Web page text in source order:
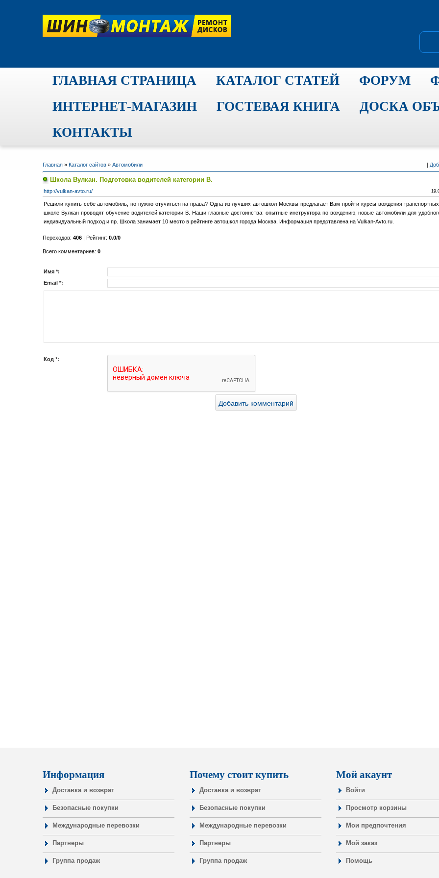
ГЛАВНАЯ СТРАНИЦА КАТАЛОГ СТАТЕЙ ФОРУМ
ИНТЕРНЕТ-МАГАЗИН
ГОСТЕВАЯ КНИГА
ДОСКА
КОНТАКТЫ
Главная » Каталог сайтов » Автомобили [
Школа Вулкан. Подготовка водителей категории B.
http://vulkan-avto.ru/
Решили купить себе автомобиль, но нужно отучиться на права? Одна из лучших автошкол Москвы предлагает Вам пройти курсы вождения
школе Вулкан проводят обучение водителей категории B. Наши главные достоинства: опытные инструктора по вождению, новые автомобили для
индивидуальный подход и пр. Школа занимает 10 место в рейтинге автошкол города Москва. Информация представлена на Vulkan-Avto.ru.
Переходов: 406 | Рейтинг: 0.0/0
Всего комментариев: 0
Имя *:
Email *:
Код *:
Информация
Доставка и возврат
Безопасные покупки
Международные перевозки
Партнеры
Группа продаж
Почему стоит купить
Доставка и возврат
Безопасные покупки
Международные перевозки
Партнеры
Группа продаж
Мой акаунт
Войти
Просмотр корзины
Мои предпочтения
Мой заказ
Помощь